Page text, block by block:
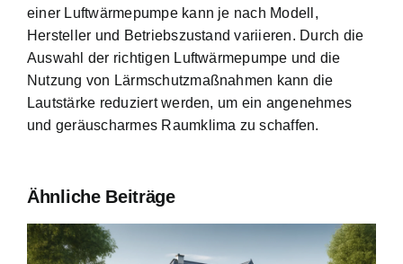
einer Luftwärmepumpe kann je nach Modell,
Hersteller und Betriebszustand variieren. Durch die
Auswahl der richtigen Luftwärmepumpe und die
Nutzung von Lärmschutzmaßnahmen kann die
Lautstärke reduziert werden, um ein angenehmes
und geräuscharmes Raumklima zu schaffen.
Ähnliche Beiträge